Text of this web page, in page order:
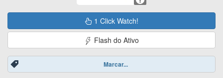
1 Click Watch!
Flash do Ativo
Marcar...